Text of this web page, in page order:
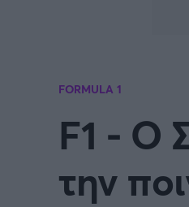
FORMULA 1
F1 - Ο
την